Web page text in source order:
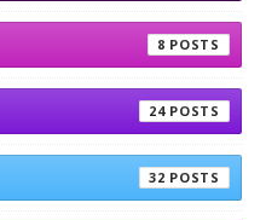
8
24
32